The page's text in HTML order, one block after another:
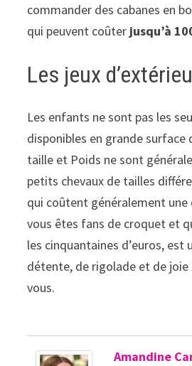
commander des cabanes en
qui peuvent coûter jusqu’à
Les jeux
Les enfants ne sont pas les
disponibles en grande
taille et Poids ne sont
petits chevaux de tailles
qui coûtent généralement une
vous êtes fans de croquet et
les cinquantaines d’euros,
détente, de rigolade et de joie
vous.
Amandine